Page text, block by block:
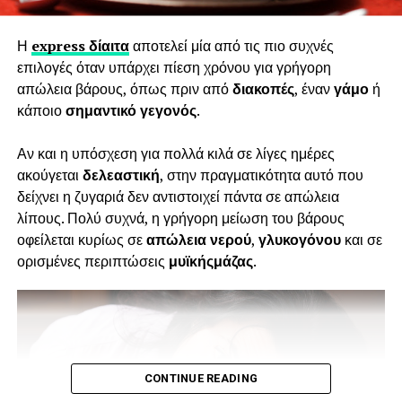
ποσότητα ω3 λιπαρών οξέων(ALA 5 γρ.
ανά μερίδα 28 γρ.), καθώς και φυτικές
Η express δίαιτααποτελεί μία από τις πιο συχνές
επιλογές όταν υπάρχει πίεση χρόνου για γρήγορη
απώλεια βάρους, όπως πριν απόδιακοπές, ένανγάμοή
κάποιοσημαντικό γεγονός.
Αν και η υπόσχεση για πολλά κιλά σε λίγες ημέρες
ακούγεται δελεαστική, στην πραγματικότητα αυτό που
δείχνει η ζυγαριά δεν αντιστοιχεί πάντα σε απώλεια
λίπους. Πολύ συχνά, η γρήγορη μείωση του βάρους
οφείλεται κυρίως σεαπώλεια νερού, γλυκογόνουκαι σε
ορισμένες περιπτώσεις μυϊκήςμάζας.
CONTINUE READING